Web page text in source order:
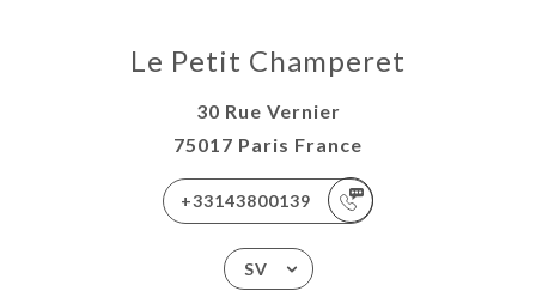
Le Petit Champeret
30 Rue Vernier
75017 Paris France
+33143800139
SV